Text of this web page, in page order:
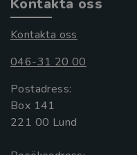
Kontakta oss
Kontakta oss
046-31 20 00
Postadress:
Box 141
221 00 Lund